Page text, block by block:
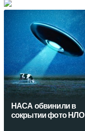
НАСА обвинили в
сокрытии фото НЛО